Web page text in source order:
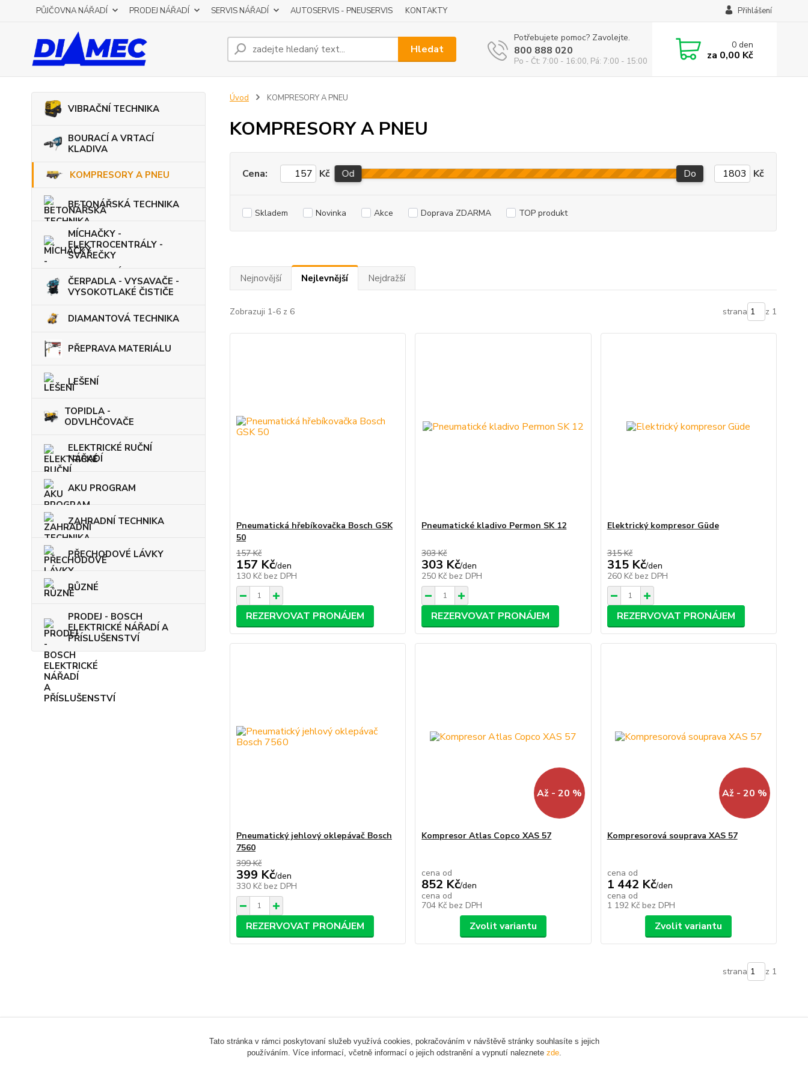
PŮJČOVNA NÁŘADÍ PRODEJ NÁŘADÍ SERVIS NÁŘADÍ AUTOSERVIS - PNEUSERVIS KONTAKTY Přihlášení
Hledat
Potřebujete pomoc? Zavolejte.
800 888 020
Po - Čt: 7:00 - 16:00, Pá: 7:00 - 15:00
0den
za 0,00 Kč
VIBRAČNÍ TECHNIKA
BOURACÍ A VRTACÍ
KLADIVA
KOMPRESORY A PNEU
BETONÁŘSKÁ TECHNIKA
MÍCHAČKY -
ELEKTROCENTRÁLY -
SVÁŘEČKY
ČERPADLA - VYSAVAČE -
VYSOKOTLAKÉ ČISTIČE
DIAMANTOVÁ TECHNIKA
PŘEPRAVA MATERIÁLU
LEŠENÍ
TOPIDLA -
ODVLHČOVAČE
ELEKTRICKÉ RUČNÍ
NÁŘADÍ
AKU PROGRAM
ZAHRADNÍ TECHNIKA
PŘECHODOVÉ LÁVKY
RŮZNÉ
PRODEJ - BOSCH
ELEKTRICKÉ NÁŘADÍ A
PŘÍSLUŠENSTVÍ
Úvod KOMPRESORY A PNEU
KOMPRESORY A PNEU
Cena: Kč Od Do Kč
Skladem Novinka Akce Doprava ZDARMA TOP produkt
Nejnovější Nejlevnější Nejdražší
Zobrazuji 1-6 z 6 strana z 1
Pneumatická hřebíkovačka Bosch GSK
50
157 Kč
157 Kč/den
130 Kč bez DPH
REZERVOVAT PRONÁJEM
Pneumatické kladivo Permon SK 12
303 Kč
303 Kč/den
250 Kč bez DPH
REZERVOVAT PRONÁJEM
Elektrický kompresor Güde
315 Kč
315 Kč/den
260 Kč bez DPH
REZERVOVAT PRONÁJEM
Pneumatický jehlový oklepávač Bosch
7560
399 Kč
399 Kč/den
330 Kč bez DPH
REZERVOVAT PRONÁJEM
Až - 20 %
Kompresor Atlas Copco XAS 57
cena od
852 Kč/den
cena od
704 Kč bez DPH
Zvolit variantu
Až - 20 %
Kompresorová souprava XAS 57
cena od
1 442 Kč/den
cena od
1 192 Kč bez DPH
Zvolit variantu
strana z 1
Tato stránka v rámci poskytovaní služeb využívá cookies, pokračováním v návštěvě stránky souhlasíte s jejich
používáním. Více informací, včetně informací o jejich odstranění a vypnutí naleznete zde.